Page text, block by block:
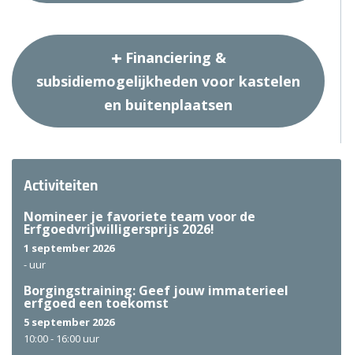
Financiering &
subsidiemogelijkheden voor kastelen
en buitenplaatsen
Activiteiten
Nomineer je favoriete team voor de
Erfgoedvrijwilligersprijs 2026!
1 september 2026
- uur
Borgingstraining: Geef jouw immaterieel
erfgoed een toekomst
5 september 2026
10:00 - 16:00 uur